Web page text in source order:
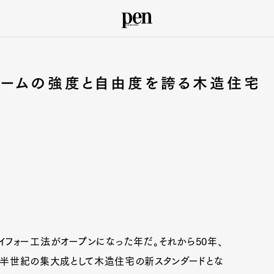
ムの強度と自由度を誇る木造住宅
ォー工法がオープンになった年だ。それから50年、
世紀の集大成として木造住宅の新スタンダードとな